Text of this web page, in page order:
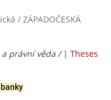
/ ZÁPADOČESKÁ
a právní věda / | Theses